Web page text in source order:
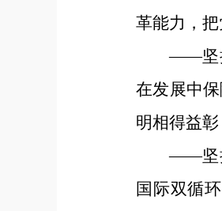
革能力，
——坚
在发展中
明相得益
——坚
国际双循